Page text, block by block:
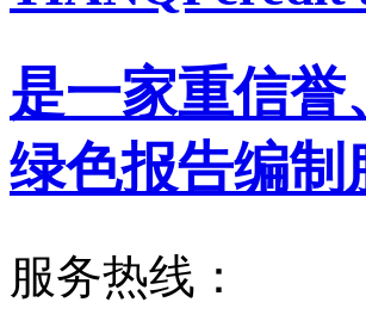
是一家重信
绿色报告编制
服务热线：